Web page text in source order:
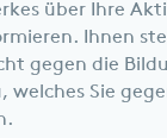
über Ihre
Ihnen
gegen die
welches Sie